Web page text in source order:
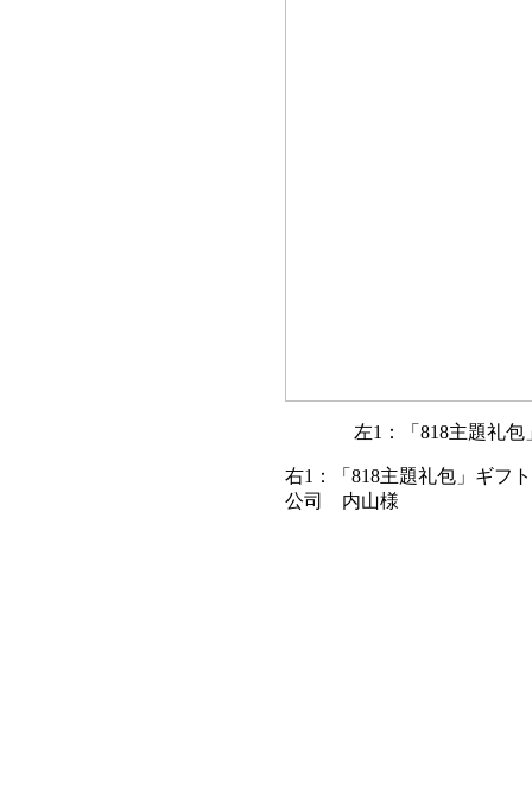
左1：「818主題礼
右1：「818主題礼包」ギフ
公司 内山様